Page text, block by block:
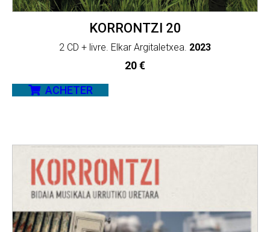
KORRONTZI 20
2 CD + livre. Elkar Argitaletxea. 2023
20€
ACHETER